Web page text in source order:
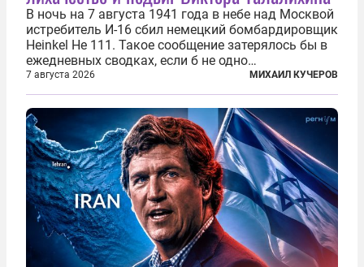
В ночь на 7 августа 1941 года в небе над Москвой
истребитель И-16 сбил немецкий бомбардировщик
Heinkel He 111. Такое сообщение затерялось бы в
ежедневных сводках, если б не одно
обстоятельство. Это был один из первых в
истории отечественной авиации ночных таранов.
У пилота — младшего лейтенанта...
7 августа 2026 МИХАИЛ КУЧЕРОВ